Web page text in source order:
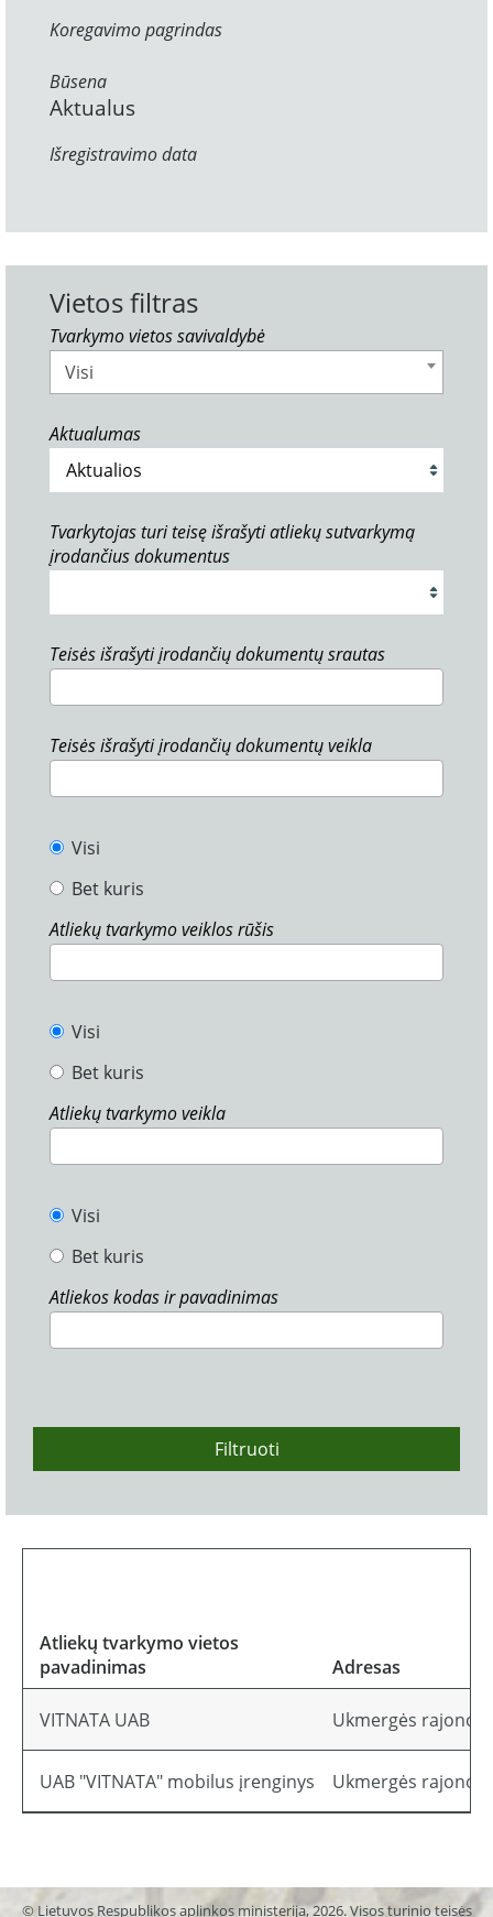
Koregavimo pagrindas
Būsena
Aktualus
Išregistravimo data
Vietos filtras
Tvarkymo vietos savivaldybė
Visi
Aktualumas
Tvarkytojas turi teisę išrašyti atliekų sutvarkymą
įrodančius dokumentus
Teisės išrašyti įrodančių dokumentų srautas
Teisės išrašyti įrodančių dokumentų veikla
Visi
Bet kuris
Atliekų tvarkymo veiklos rūšis
Visi
Bet kuris
Atliekų tvarkymo veikla
Visi
Bet kuris
Atliekos kodas ir pavadinimas
Filtruoti
Atliekų tvarkymo vietos
pavadinimas
Adresas
VITNATA UAB Ukmergės rajono
UAB "VITNATA" mobilus įrenginys Ukmergės rajono
© Lietuvos Respublikos aplinkos ministerija, 2026. Visos turinio teisės